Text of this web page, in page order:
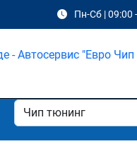
Пн-Сб | 09:00